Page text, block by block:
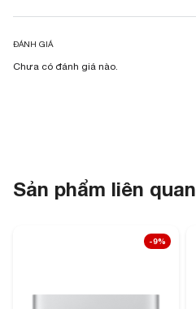
ĐÁNH GIÁ
Chưa có đánh giá nào.
Sản phẩm liên quan
-9%